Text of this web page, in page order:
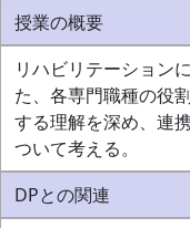
授業の概要
リハビリテーション
た、各専門職種の役
する理解を深め、連
ついて考える。
DPとの関連